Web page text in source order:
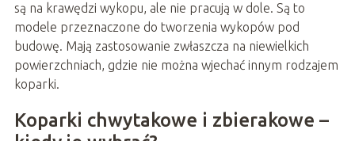
są na krawędzi wykopu, ale nie pracują w dole. Są to
modele przeznaczone do tworzenia wykopów pod
budowę. Mają zastosowanie zwłaszcza na niewielkich
powierzchniach, gdzie nie można wjechać innym rodzajem
koparki.
Koparki chwytakowe i zbierakowe –